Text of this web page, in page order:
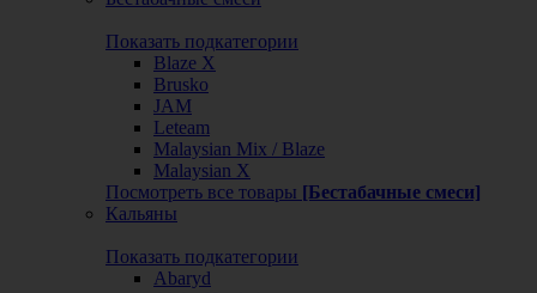
Показать подкатегории
Blaze X
Brusko
JAM
Leteam
Malaysian Mix / Blaze
Malaysian X
Посмотреть все товары [Бестабачные смеси]
Кальяны
Показать подкатегории
Abaryd